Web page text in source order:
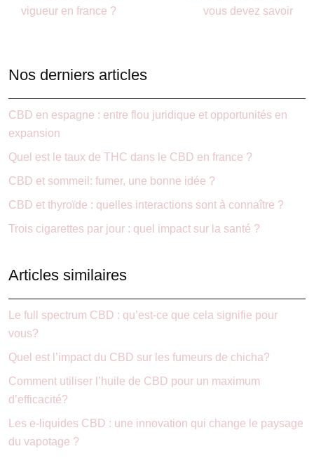
vigueur en france ?
vous devez savoir
Nos derniers articles
CBD en espagne : entre flou juridique et opportunités en
expansion
Quel est le taux de THC dans le CBD en france ?
CBD et sommeil: fumer, une bonne idée ?
CBD et thyroïde : quelles interactions sont à connaître ?
Trois cigarettes par jour : quel impact sur la santé ?
Articles similaires
Le full spectrum CBD : qu’est-ce que cela signifie pour
vous?
Quel est l’impact du CBD sur les fumeurs de chicha?
Comment utiliser l’huile de CBD pour un maximum
d’efficacité?
Les e-liquides CBD : une innovation qui change le paysage
du vapotage ?